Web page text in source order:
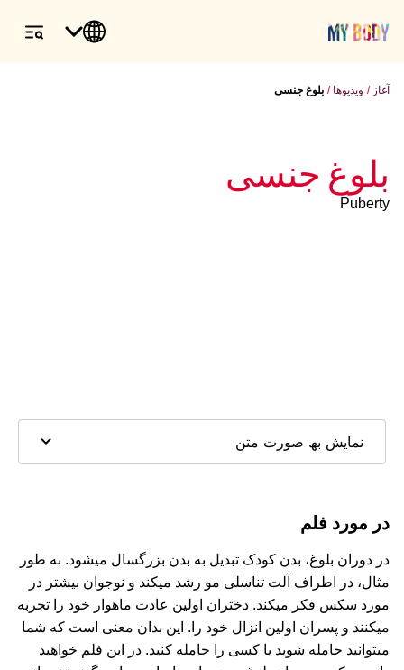
آغاز ویدیوها بلوغ جنسی
بلوغ جنسی
Puberty
نمایش بھ صورت متن
در مورد فلم
در دوران بلوغ، بدن کودک تبدیل به بدن بزرگسال میشود. به طور
مثال، در اطراف آلت تناسلی مو رشد میکند و نوجوان بیشتر در
مورد سکس فکر میکند. دختران اولین عادت ماهوار خود را تجربه
میکنند و پسران اولین انزال خود را. این بدان معنی است که شما
میتوانید حامله شوید یا کسی را حامله کنید. در این فلم خواهید